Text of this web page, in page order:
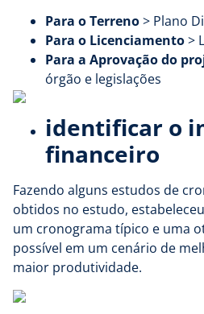
Para o Terreno> Plano
Para o Licenciamento>
Para a Aprovação do
órgão e legislações
identificar o
financeiro
Fazendo alguns estudos de
obtidos no estudo,
um cronograma típico e uma
possível em um cenário de
maior produtividade.